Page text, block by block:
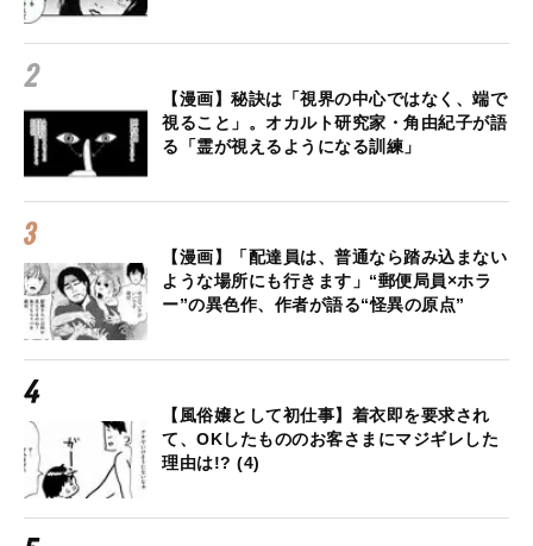
【漫画】秘訣は「視界の中心ではなく、端で
視ること」。オカルト研究家・角由紀子が語
る「霊が視えるようになる訓練」
【漫画】「配達員は、普通なら踏み込まない
ような場所にも行きます」“郵便局員×ホラ
ー”の異色作、作者が語る“怪異の原点”
【風俗嬢として初仕事】着衣即を要求され
て、OKしたもののお客さまにマジギレした
理由は!? (4)